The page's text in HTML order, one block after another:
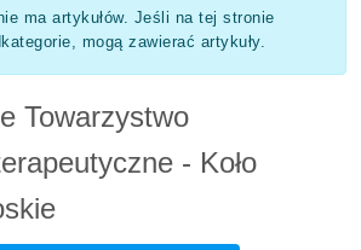
ma artykułów. Jeśli na tej stronie
mogą zawierać artykuły.
Towarzystwo
- Koło